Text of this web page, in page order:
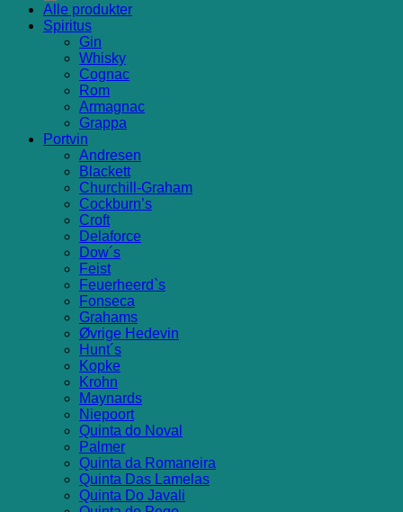
Alle produkter
Spiritus
Gin
Whisky
Cognac
Rom
Armagnac
Grappa
Portvin
Andresen
Blackett
Churchill-Graham
Cockburn’s
Croft
Delaforce
Dow´s
Feist
Feuerheerd`s
Fonseca
Grahams
Øvrige Hedevin
Hunt´s
Kopke
Krohn
Maynards
Niepoort
Quinta do Noval
Palmer
Quinta da Romaneira
Quinta Das Lamelas
Quinta Do Javali